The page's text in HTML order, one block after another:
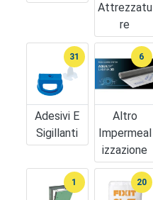
Attrezzatu
Re
Adesivi E
Sigillanti
31
Altro
Impermeal
Izzazione
6
1 20